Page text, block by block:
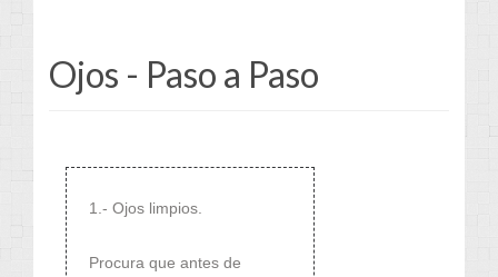
Ojos - Paso a Paso
1.- Ojos limpios.
Procura que antes de